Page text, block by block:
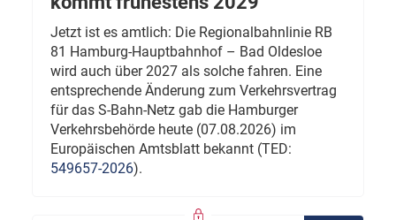
Jetzt ist es amtlich: Die Regionalbahnlinie RB
81 Hamburg-Hauptbahnhof – Bad Oldesloe
wird auch über 2027 als solche fahren. Eine
entsprechende Änderung zum Verkehrsvertrag
für das S-Bahn-Netz gab die Hamburger
Verkehrsbehörde heute (07.08.2026) im
Europäischen Amtsblatt bekannt (TED:
549657-2026).